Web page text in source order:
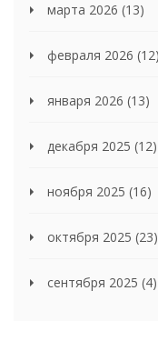
марта 2026 (13)
февраля 2026 (12)
января 2026 (13)
декабря 2025 (12)
ноября 2025 (16)
октября 2025 (23)
сентября 2025 (4)